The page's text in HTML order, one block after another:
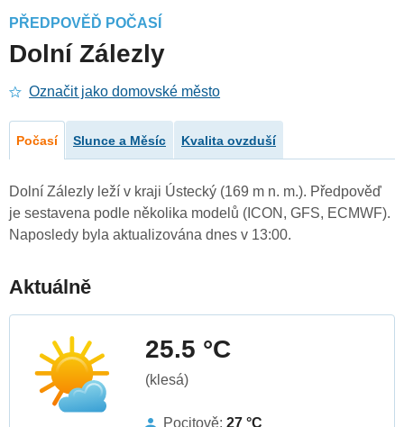
PŘEDPOVĚĎ POČASÍ
Dolní Zálezly
Označit jako domovské město
Počasí Slunce a Měsíc Kvalita ovzduší
Dolní Zálezly leží v kraji Ústecký (169 m n. m.). Předpověď
je sestavena podle několika modelů (ICON, GFS, ECMWF).
Naposledy byla aktualizována dnes v 13:00.
Aktuálně
25.5 °C
(klesá)
Pocitově: 27 °C